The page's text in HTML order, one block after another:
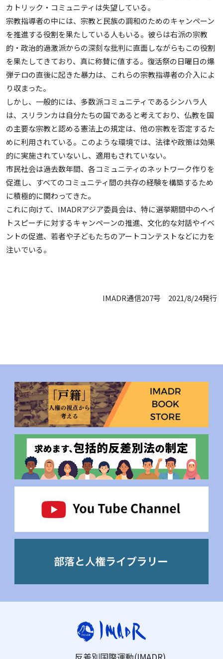
カトリック・コミュニティは失望している。
宗教指導者の中には、宗教と民族の調和のためのキャンペーン
を推進する役割を果たしている人もいる。彼らは右派の宗教
的・政治的過激派からの深刻な批判に直面しながらもこの役割
を果たしてきており、真に称賛に値する。復活祭の日曜日の爆
弾テロの直後に起きた暴力は、これらの宗教指導者の介入によ
り収まった。
しかし、一般的には、多数派コミュニティであるシンハラ人
は、スリランカは自分たちの国であると考えており、仏教を国
の主要な宗教と認める憲法上の規定は、他の宗教を否定するた
めに利用されている。このような環境では、法律や政策は効果
的に実施されていないし、適用もされていない。
市民社会は過去数年間、各コミュニティのネットワーク作りを
促進し、すべてのコミュニティ間の共存の経験を構築するため
に積極的に関わってきた。
これに向けて、IMADRアジア委員会は、特に選挙期間中のヘイ
トスピーチに対するキャンペーンの推進、文化的な対話やイベ
ントの促進、若者や子どもたちのアートコンテストなどに力を
注いでいる。
IMADR通信207号 2021/8/24発行